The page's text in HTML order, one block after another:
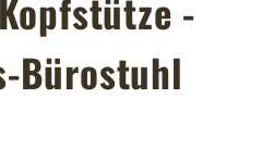
-
Bürostuhl